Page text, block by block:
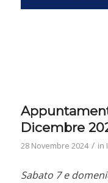
Dicembre
28 Novembre 2024 / in
Sabato 7 e